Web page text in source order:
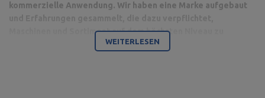
kommerzielle Anwendung. Wir haben eine Marke aufgebaut
Maschinen und Sortiment auf dem höchsten Niveau zu
WEITERLESEN